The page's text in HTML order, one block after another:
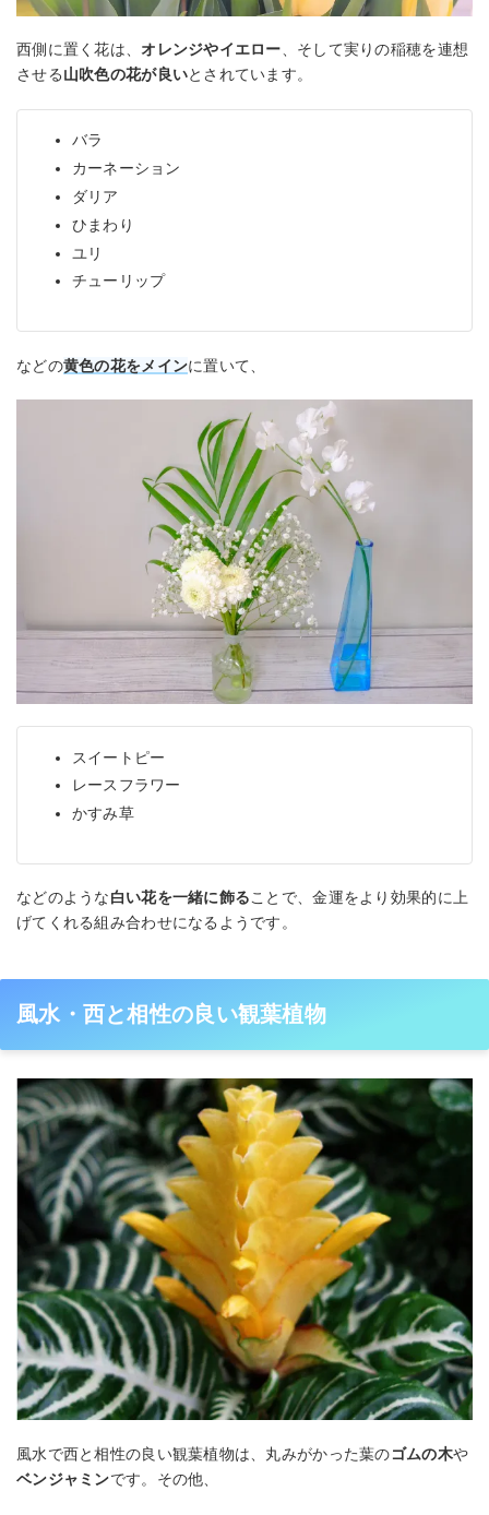
西側に置く花は、オレンジやイエロー 、そして実りの稲穂を連想
させる山吹色の花が良いとされています。
バラ
カーネーション
ダリア
ひまわり
ユリ
チューリップ
などの黄色の花をメインに置いて、
スイートピー
レースフラワー
かすみ草
などのような白い花を一緒に飾ることで、金運をより効果的に上
げてくれる組み合わせになるようです。
風水・西と相性の良い観葉植物
風水で西と相性の良い観葉植物は、丸みがかった葉のゴムの木や
ベンジャミンです。その他、